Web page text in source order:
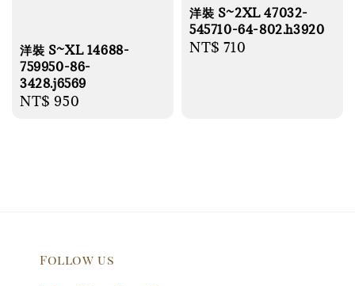
洋裝 S~XL 14688-
759950-86-
3428.j6569
Regular
NT$ 950
洋裝 S~2XL 47032-
545710-64-802.h3920
Regular
NT$ 710
Follow us